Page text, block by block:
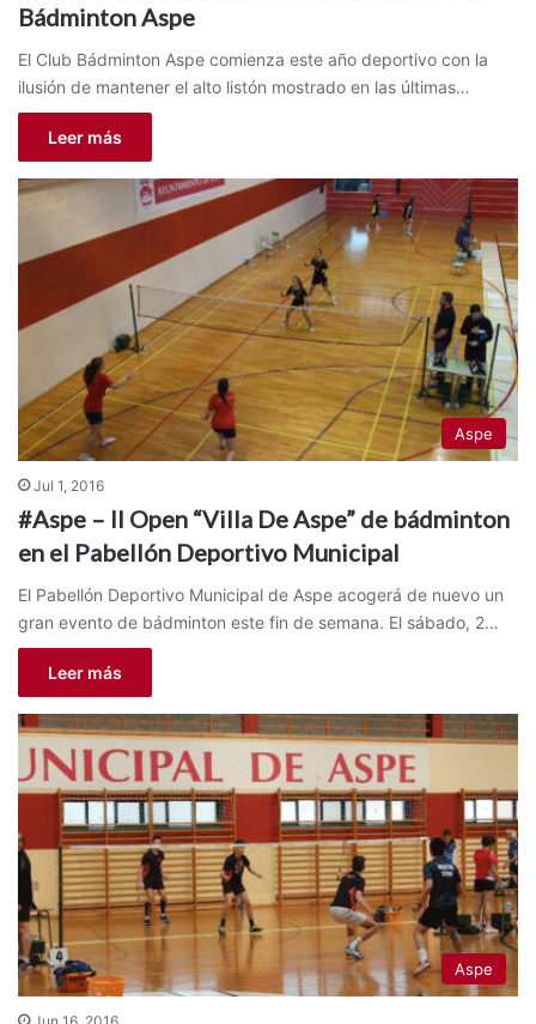
Bádminton Aspe
El Club Bádminton Aspe comienza este año deportivo con la
ilusión de mantener el alto listón mostrado en las últimas…
Leer más
Aspe
Jul 1, 2016
#Aspe – II Open “Villa De Aspe” de bádminton
en el Pabellón Deportivo Municipal
El Pabellón Deportivo Municipal de Aspe acogerá de nuevo un
gran evento de bádminton este fin de semana. El sábado, 2…
Leer más
Aspe